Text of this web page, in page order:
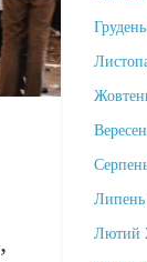
, Лютий